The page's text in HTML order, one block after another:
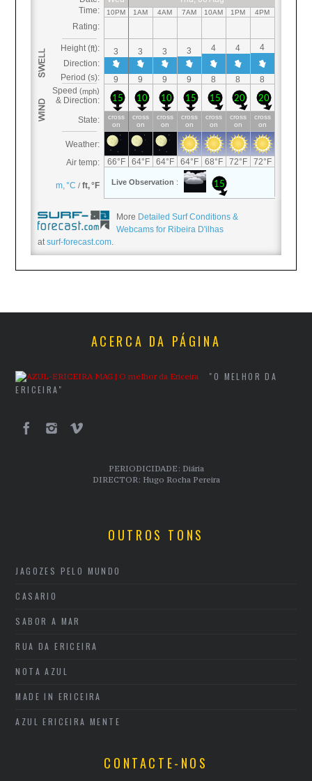
More Detailed Surf Conditions &
Webcams for Ribeira D'ilhas
atsurf-forecast.com.
ACERCA DA PÁGINA
"O MELHOR DA
ERICEIRA"
PERIODICIDADE: Diária
DIRECTOR: Hugo Rocha Pereira
OUTROS TONS
JAGOZES PELO MUNDO
CASARIO
SABOR A MAR
RUA DA ERICEIRA
NOTA AZUL
MADE IN ERICEIRA
AZUL ERICEIRA MENTE
CONTACTE-NOS